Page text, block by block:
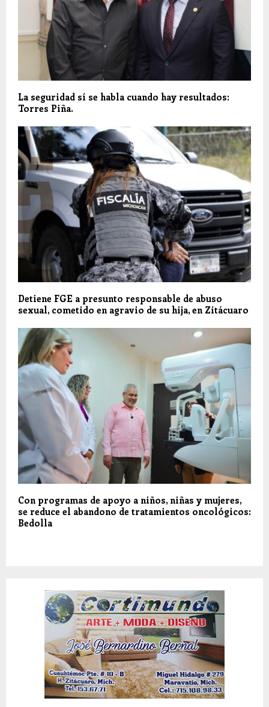
La seguridad sí se habla cuando hay resultados:
Torres Piña.
Detiene FGE a presunto responsable de abuso
sexual, cometido en agravio de su hija, en Zitácuaro
Con programas de apoyo a niños, niñas y mujeres,
se reduce el abandono de tratamientos oncológicos:
Bedolla